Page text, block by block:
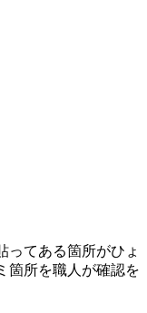
ってある箇所がひょ
箇所を職人が確認を